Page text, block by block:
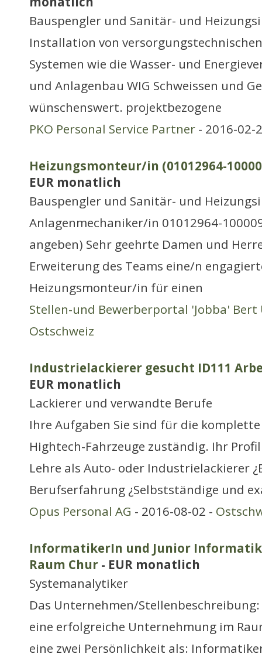
Bauspengler und Sanitär- und
Installation von
Systemen wie die Wasser- und
und Anlagenbau WIG Schweissen und
wünschenswert. projektbezogene
PKO Personal Service Partner - 2016-02-
Heizungsmonteur/in (01012964-
EUR monatlich
Bauspengler und Sanitär- und
Anlagenmechaniker/in 01012964-
angeben) Sehr geehrte Damen und
Erweiterung des Teams eine/n
Heizungsmonteur/in für einen
Stellen-und Bewerberportal 'Jobba' Bert
Ostschweiz
Industrielackierer gesucht ID111
EUR monatlich
Lackierer und verwandte Berufe
Ihre Aufgaben Sie sind für die
Hightech-Fahrzeuge zuständig. Ihr Profil
Lehre als Auto- oder Industrielackierer
Berufserfahrung ¿Selbstständige und
Opus Personal AG - 2016-08-02 -
InformatikerIn und Junior
Raum Chur - EUR monatlich
Systemanalytiker
Das Unternehmen/
eine erfolgreiche Unternehmung im
eine zwei Persönlichkeit als: